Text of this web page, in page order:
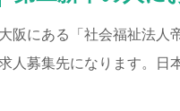
大阪にある「社会福祉法人
人募集先になります。日